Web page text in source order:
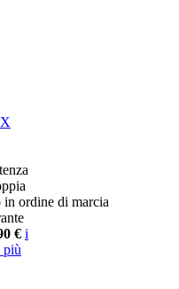
in ordine di marcia
€ i
più